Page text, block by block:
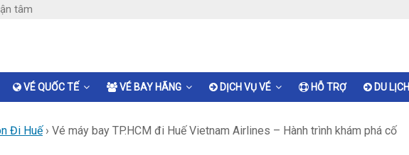
tâm
VÉ QUỐC TẾ VÉ BAY HÃNG DỊCH VỤ VÉ HỖ TRỢ DU LỊCH
Đi Huế› Vé máy bay TP.HCM đi Huế Vietnam Airlines – Hành trình khám phá cố